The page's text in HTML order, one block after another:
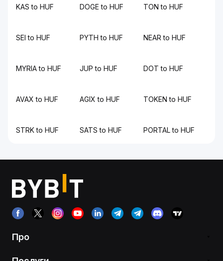
KAS to HUF DOGE to HUF TON to HUF
SEI to HUF PYTH to HUF NEAR to HUF
MYRIA to HUF JUP to HUF DOT to HUF
AVAX to HUF AGIX to HUF TOKEN to HUF
STRK to HUF SATS to HUF PORTAL to HUF
Про